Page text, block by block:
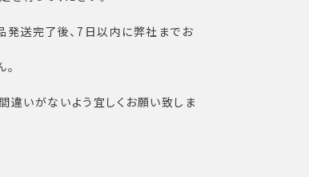
発送完了後、7日以内に弊社までお
違いがないよう宜しくお願い致しま